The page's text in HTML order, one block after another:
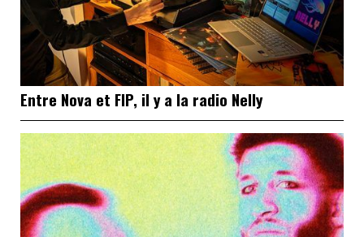
Entre Nova et FIP, il y a la radio Nelly